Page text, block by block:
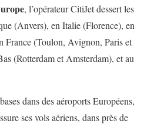
, l’opérateur CitiJet dessert les
(Anvers), en Italie (Florence), en
France (Toulon, Avignon, Paris et
(Rotterdam et Amsterdam), et au
dans des aéroports Européens,
ses vols aériens, dans près de